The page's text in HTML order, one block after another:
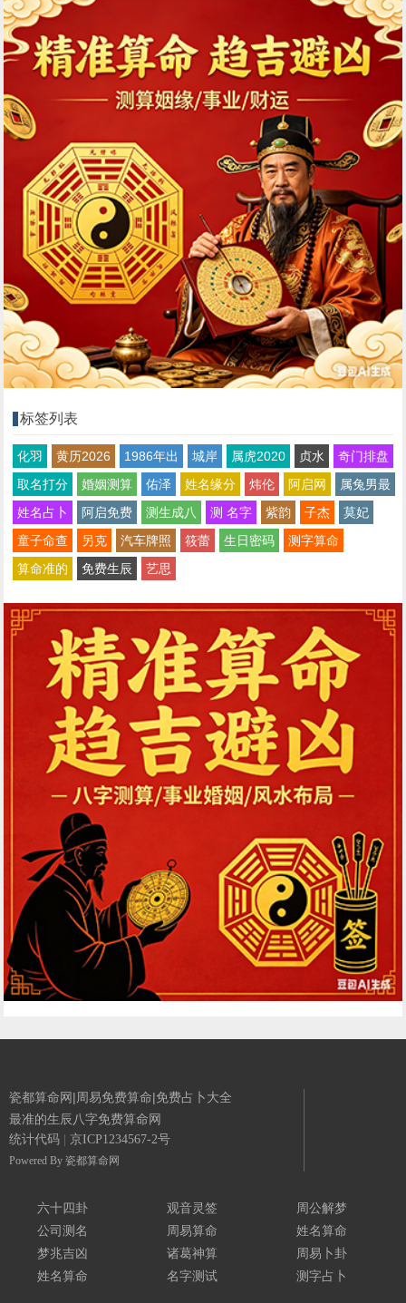
标签列表
化羽 黄历2026 1986年出 城岸 属虎2020 贞水
奇门排盘
取名打分
婚姻测算 佑泽 姓名缘分 炜伦 阿启网
属兔男最
姓名占卜
阿启免费 测生成八 测 名字 紫韵 子杰
莫妃
童子命查
另克 汽车牌照 筱蕾 生日密码
测字算命
算命准的
免费生辰 艺思
瓷都算命网|周易免费算命|免费占卜大全
最准的生辰八字免费算命网
统计代码 京ICP1234567-2号
Powered By 瓷都算命网
六十四卦
公司测名
梦兆吉凶
姓名算命
观音灵签
周易算命
诸葛神算
名字测试
周公解梦
姓名算命
周易卜卦
测字占卜